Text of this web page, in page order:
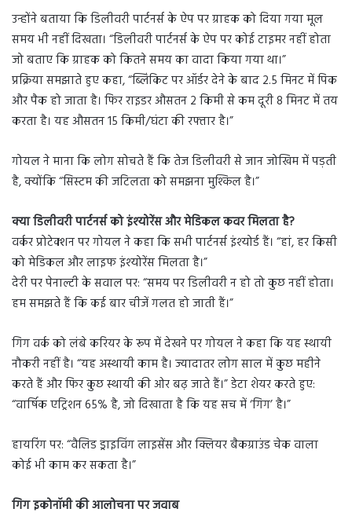
उन्होंने बताया कि डिलीवरी पार्टनर्स के ऐप पर ग्राहक को दिया गया मूल
समय भी नहीं दिखता। “डिलीवरी पार्टनर्स के ऐप पर कोई टाइमर नहीं होता
जो बताए कि ग्राहक को कितने समय का वादा किया गया था।”
प्रक्रिया समझाते हुए कहा, “ब्लिंकिट पर ऑर्डर देने के बाद 2.5 मिनट में पिक
और पैक हो जाता है। फिर राइडर औसतन 2 किमी से कम दूरी 8 मिनट में तय
करता है। यह औसतन 15 किमी/घंटा की रफ्तार है।”
गोयल ने माना कि लोग सोचते हैं कि तेज डिलीवरी से जान जोखिम में पड़ती
है, क्योंकि “सिस्टम की जटिलता को समझना मुश्किल है।”
क्या डिलीवरी पार्टनर्स को इंश्योरेंस और मेडिकल कवर मिलता है?
वर्कर प्रोटेक्शन पर गोयल ने कहा कि सभी पार्टनर्स इंश्योर्ड हैं। “हां, हर किसी
को मेडिकल और लाइफ इंश्योरेंस मिलता है।”
देरी पर पेनाल्टी के सवाल पर: “समय पर डिलीवरी न हो तो कुछ नहीं होता।
हम समझते हैं कि कई बार चीजें गलत हो जाती हैं।”
गिग वर्क को लंबे करियर के रूप में देखने पर गोयल ने कहा कि यह स्थायी
नौकरी नहीं है। “यह अस्थायी काम है। ज्यादातर लोग साल में कुछ महीने
करते हैं और फिर कुछ स्थायी की ओर बढ़ जाते हैं।” डेटा शेयर करते हुए:
“वार्षिक एट्रिशन 65% है, जो दिखाता है कि यह सच में ‘गिग’ है।”
हायरिंग पर: “वैलिड ड्राइविंग लाइसेंस और क्लियर बैकग्राउंड चेक वाला
कोई भी काम कर सकता है।”
गिग इकोनॉमी की आलोचना पर जवाब